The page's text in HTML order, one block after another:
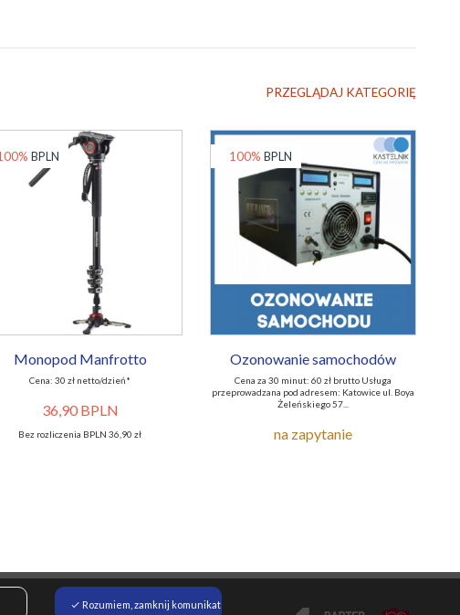
PRZEGLĄDAJ KATEGORIĘ
BPLN
Monopod Manfrotto
Cena: 30 zł netto/dzień*
36,90 BPLN
Bez rozliczenia BPLN 36,90 zł
100% BPLN
Ozonowanie samochodów
Cena za 30 minut: 60 zł brutto Usługa
przeprowadzana pod adresem: Katowice ul. Boya
Żeleńskiego 57...
na zapytanie
Rozumiem, zamknij komunikat